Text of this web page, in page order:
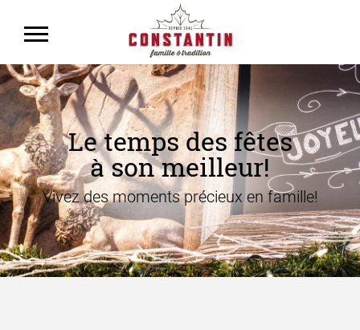
Le temps des fêtes
à son meilleur!
Vivez des moments précieux en famille!